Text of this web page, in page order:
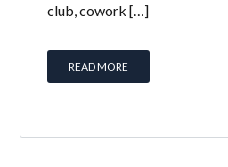
club, cowork […]
READ MORE